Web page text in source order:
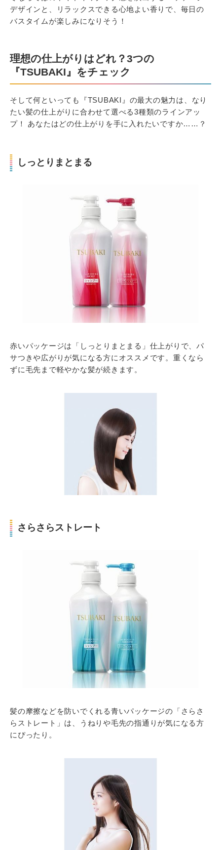
デザインと、リラックスできる心地よい香りで、毎日の
バスタイムが楽しみになりそう！
理想の仕上がりはどれ？3つの
『TSUBAKI』をチェック
そして何といっても『TSUBAKI』の最大の魅力は、なり
たい髪の仕上がりに合わせて選べる3種類のラインアッ
プ！ あなたはどの仕上がりを手に入れたいですか……？
しっとりまとまる
赤いパッケージは「しっとりまとまる」仕上がりで、パ
サつきや広がりが気になる方にオススメです。重くなら
ずに毛先まで軽やかな髪が続きます。
さらさらストレート
髪の摩擦などを防いでくれる青いパッケージの「さらさ
らストレート」は、うねりや毛先の指通りが気になる方
にぴったり。